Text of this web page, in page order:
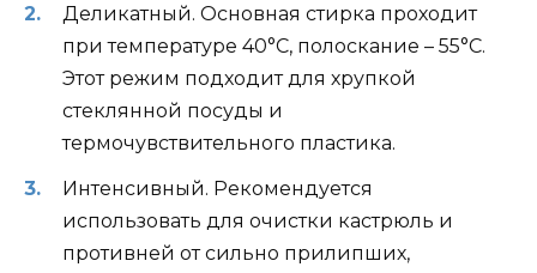
Деликатный. Основная стирка проходит
при температуре 40°С, полоскание – 55°С.
Этот режим подходит для хрупкой
стеклянной посуды и
термочувствительного пластика.
Интенсивный. Рекомендуется
использовать для очистки кастрюль и
противней от сильно прилипших,